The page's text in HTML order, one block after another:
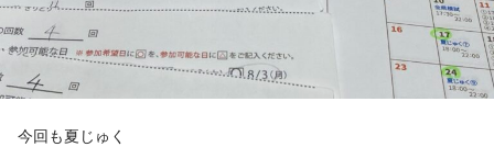
今回も夏じゅく